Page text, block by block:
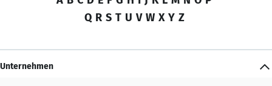
Q R S T U V W X Y Z
Unternehmen